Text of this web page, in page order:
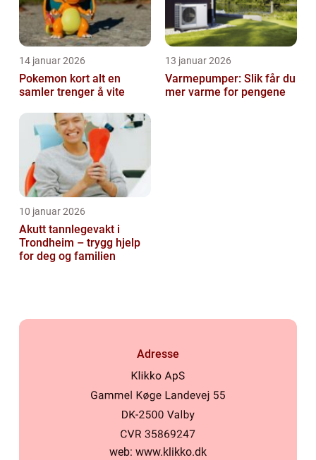
14 januar 2026
Pokemon kort alt en
samler trenger å vite
13 januar 2026
Varmepumper: Slik får du
mer varme for pengene
10 januar 2026
Akutt tannlegevakt i
Trondheim – trygg hjelp
for deg og familien
Adresse
web: www.klikko.dk